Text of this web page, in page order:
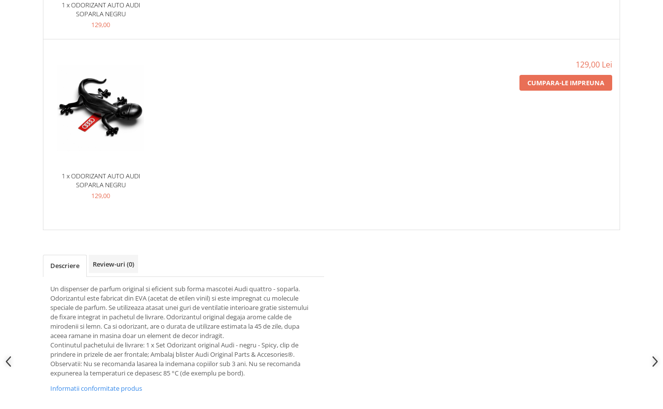
Accesorii telefoane mobile
Cabluri Curent Auto
Incarcatoare telefoane mobile
Parasolare Auto
Stergatoare Auto
Electrica si Electronice Auto
Auxiliare Halogen
Adaptoare LED
Accesorii electronice auto
Camere Auto DVR
Senzori de Parcare
Testere si diagnoza auto
Odorizante Auto
Parfum Original
1 x ODORIZANT AUTO AUDI
SOPARLA NEGRU
129,00
1 x ODORIZANT AUTO AUDI
SOPARLA NEGRU
129,00
129,00 Lei
CUMPARA-LE IMPREUNA
Descriere Review-uri (0)
Un dispenser de parfum original si eficient sub forma mascotei Audi quattro - soparla.
Odorizantul este fabricat din EVA (acetat de etilen vinil) si este impregnat cu molecule
speciale de parfum. Se utilizeaza atasat unei guri de ventilatie interioare gratie sistemului
de fixare integrat in pachetul de livrare. Odorizantul original degaja arome calde de
mirodenii si lemn. Ca si odorizant, are o durata de utilizare estimata la 45 de zile, dupa
aceea ramane in masina doar un element de decor indragit.
Continutul pachetului de livrare: 1 x Set Odorizant original Audi - negru - Spicy, clip de
prindere in prizele de aer frontale; Ambalaj blister Audi Original Parts & Accesories®.
Observatii: Nu se recomanda lasarea la indemana copiilor sub 3 ani. Nu se recomanda
expunerea la temperaturi ce depasesc 85 °C (de exemplu pe bord).
Informatii conformitate produs